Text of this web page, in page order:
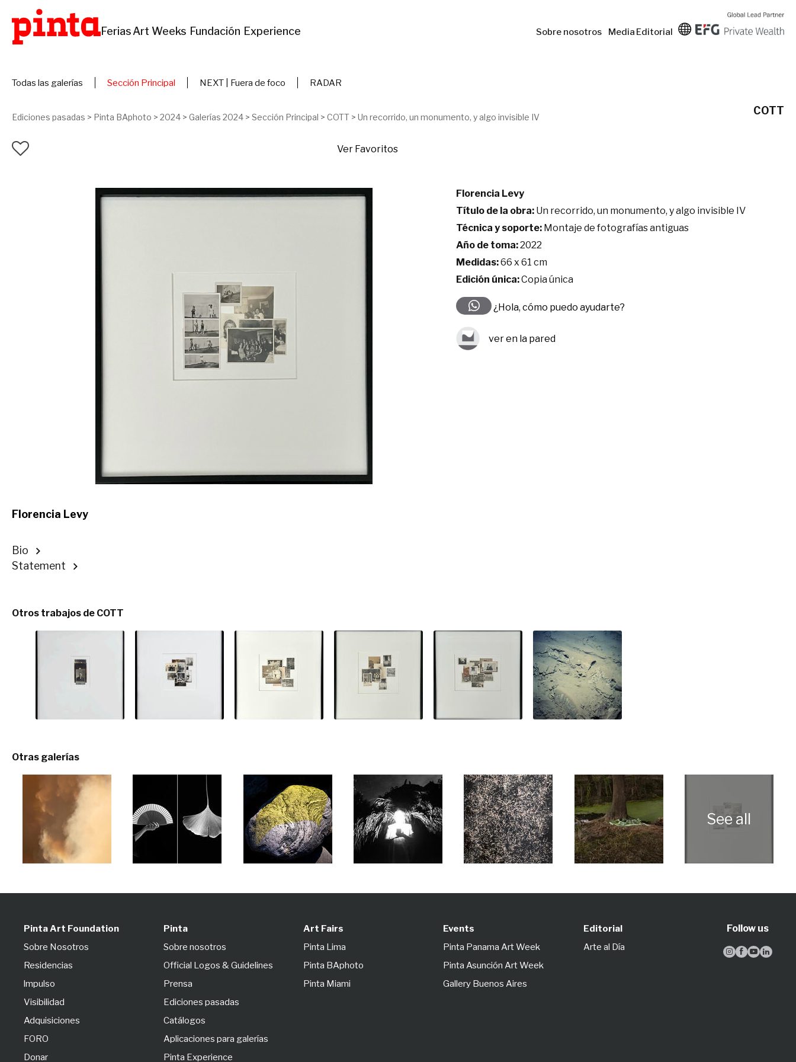
FeriasArt Weeks Fundación Experience Sobre nosotros Media Editorial
Todas las galerías Sección Principal NEXT | Fuera de foco RADAR
Ediciones pasadas > Pinta BAphoto > 2024 > Galerías 2024 > Sección Principal > COTT > Un recorrido, un monumento, y algo invisible IV
COTT
Ver Favoritos
Florencia Levy
Bio
Statement
Florencia Levy
Título de la obra: Un recorrido, un monumento, y algo invisible IV
Técnica y soporte: Montaje de fotografías antiguas
Año de toma:2022
Medidas:66 x 61 cm
Edición única:Copia única
¿Hola, cómo puedo ayudarte?
ver en la pared
Otros trabajos de COTT
Otras galerías
Pinta Art Foundation
Sobre Nosotros
Residencias
lmpulso
Visibilidad
Adquisiciones
FORO
Donar
Pinta
Sobre nosotros
Official Logos & Guidelines
Prensa
Ediciones pasadas
Catálogos
Aplicaciones para galerías
Pinta Experience
Art Fairs
Pinta Lima
Pinta BAphoto
Pinta Miami
Events
Pinta Panama Art Week
Pinta Asunción Art Week
Gallery Buenos Aires
Editorial
Arte al Día
Follow us
   